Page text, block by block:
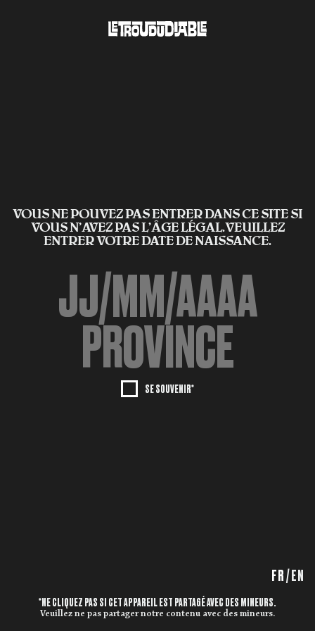
VOUS NE POUVEZ PAS ENTRER DANS CE SITE SI
VOUS N’AVEZ PAS L'ÂGE LÉGAL.VEUILLEZ
ENTRER VOTRE DATE DE NAISSANCE.
SE SOUVENIR*
FR/ EN
*NE CLIQUEZ PAS SI CET APPAREIL EST PARTAGÉ AVEC DES MINEURS.
Veuillez ne pas partager notre contenu avec des mineurs.